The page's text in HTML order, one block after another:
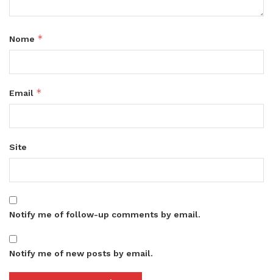
Nome *
Email *
Site
Notify me of follow-up comments by email.
Notify me of new posts by email.